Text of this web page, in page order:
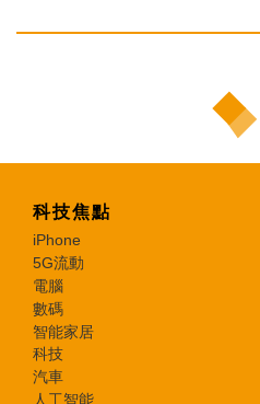
科技焦點
iPhone
5G流動
電腦
數碼
智能家居
科技
汽車
人工智能